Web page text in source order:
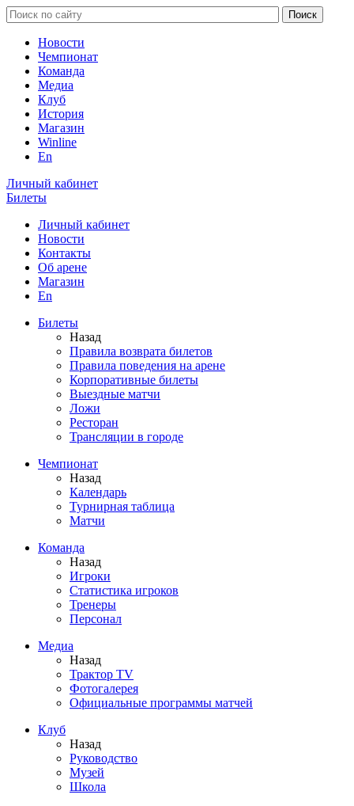
Новости
Чемпионат
Команда
Медиа
Клуб
История
Магазин
Winline
En
Личный кабинет
Билеты
Личный кабинет
Новости
Контакты
Об арене
Магазин
En
Билеты
Назад
Правила возврата билетов
Правила поведения на арене
Корпоративные билеты
Выездные матчи
Ложи
Ресторан
Трансляции в городе
Чемпионат
Назад
Календарь
Турнирная таблица
Матчи
Команда
Назад
Игроки
Статистика игроков
Тренеры
Персонал
Медиа
Назад
Трактор TV
Фотогалерея
Официальные программы матчей
Клуб
Назад
Руководство
Музей
Школа